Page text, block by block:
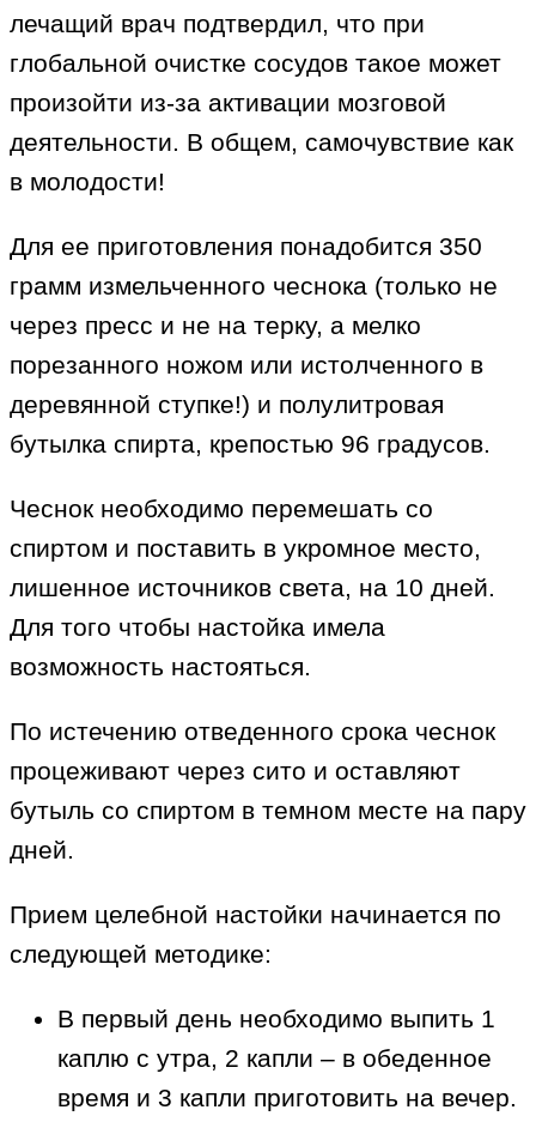
лечащий врач подтвердил, что при
глобальной очистке сосудов такое может
произойти из-за активации мозговой
деятельности. В общем, самочувствие как
в молодости!
Для ее приготовления понадобится 350
грамм измельченного чеснока (только не
через пресс и не на терку, а мелко
порезанного ножом или истолченного в
деревянной ступке!) и полулитровая
бутылка спирта, крепостью 96 градусов.
Чеснок необходимо перемешать со
спиртом и поставить в укромное место,
лишенное источников света, на 10 дней.
Для того чтобы настойка имела
возможность настояться.
По истечению отведенного срока чеснок
процеживают через сито и оставляют
бутыль со спиртом в темном месте на пару
дней.
Прием целебной настойки начинается по
следующей методике:
В первый день необходимо выпить 1
каплю с утра, 2 капли – в обеденное
время и 3 капли приготовить на вечер.